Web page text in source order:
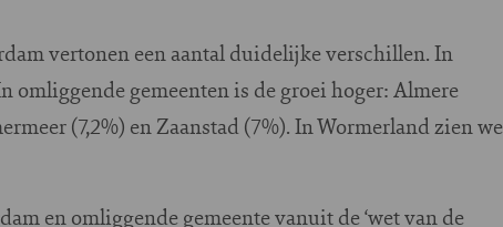
vertonen een aantal duidelijke verschillen. In
gemeenten is de groei hoger: Almere
(7,2%) en Zaanstad (7%). In Wormerland zien we
en omliggende gemeente vanuit de ‘wet van de